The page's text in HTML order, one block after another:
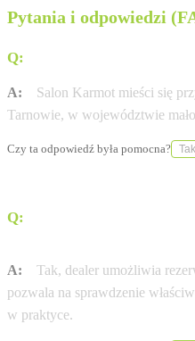
Pytania i odpowiedzi
Q:
A:
Salon Karmot mieści się
Tarnowie, w województwie
Czy ta odpowiedź była pomocna? Tak
Q:
A:
Tak, dealer umożliwia
pozwala na sprawdzenie
w praktyce.